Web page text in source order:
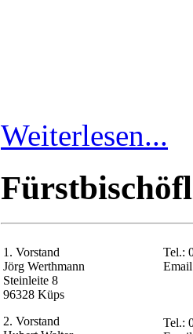
Weiterlesen...
1. Vorstand
Jörg Werthmann
Steinleite 8
96328 Küps
2. Vorstand
Tel.:
Tel.: